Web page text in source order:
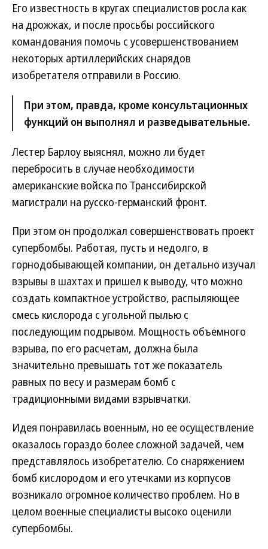
Его известность в кругах специалистов росла как
на дрожжах, и после просьбы российского
командования помочь с усовершенствованием
некоторых артиллерийских снарядов
изобретателя отправили в Россию.
При этом, правда, кроме консультационных
функций он выполнял и разведывательные.
Лестер Барлоу выяснял, можно ли будет
перебросить в случае необходимости
американские войска по Транссибирской
магистрали на русско-германский фронт.
При этом он продолжал совершенствовать проект
супербомбы. Работая, пусть и недолго, в
горнодобывающей компании, он детально изучал
взрывы в шахтах и пришел к выводу, что можно
создать компактное устройство, распыляющее
смесь кислорода с угольной пылью с
последующим подрывом. Мощность объемного
взрыва, по его расчетам, должна была
значительно превышать тот же показатель
равных по весу и размерам бомб с
традиционными видами взрывчатки.
Идея понравилась военным, но ее осуществление
оказалось гораздо более сложной задачей, чем
представлялось изобретателю. Со снаряжением
бомб кислородом и его утечками из корпусов
возникало огромное количество проблем. Но в
целом военные специалисты высоко оценили
супербомбы.